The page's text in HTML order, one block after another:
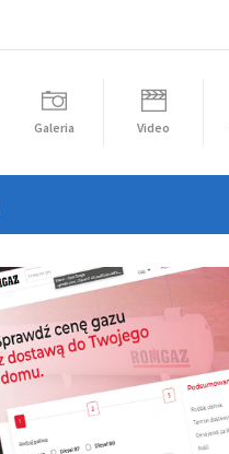
Galeria Video